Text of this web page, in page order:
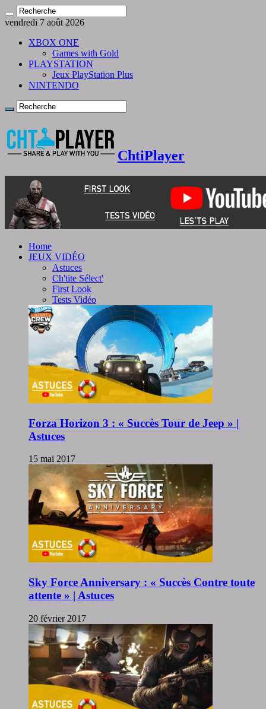
vendredi 7 août 2026
XBOX ONE
Games with Gold
PLAYSTATION
Jeux PlayStation Plus
NINTENDO
ChtiPlayer
Home
JEUX VIDÉO
Astuces
Ch'tite Sélect'
First Look
Tests Vidéo
Forza Horizon 3 : « Succès Tour de Jeep » |
Astuces
15 mai 2017
Sky Force Anniversary : « Succès Contre toute
attente » | Astuces
20 février 2017